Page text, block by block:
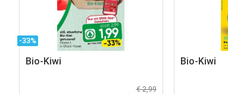
-33%
Bio-Kiwi
€ 2,99
Bio-Kiwi